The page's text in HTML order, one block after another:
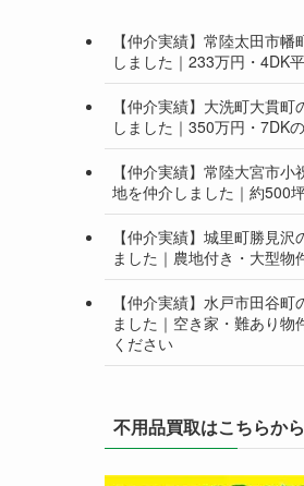
【仲介実績】常陸太田市
しました｜233万円・4DK
【仲介実績】大洗町大貫
しました｜350万円・7DK
【仲介実績】常陸大宮市
地を仲介しました｜約500
【仲介実績】城里町勝見沢
ました｜農地付き・大型物
【仲介実績】水戸市田谷町
ました｜空き家・難あり物
ください
不用品買取はこちらから